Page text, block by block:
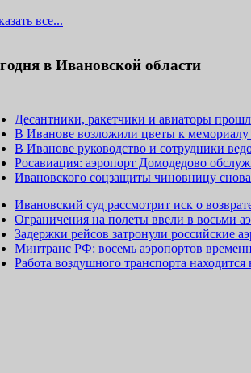
все...
в Ивановской области
Десантники, ракетчики и авиаторы
В Иванове возложили цветы к
В Иванове руководство и сотрудники
Росавиация: аэропорт Домодедово
Ивановского соцзащиты чиновницу
Ивановский суд рассмотрит иск о
Ограничения на полеты ввели в восьми
Задержки рейсов затронули российские
Минтранс РФ: восемь аэропортов
Работа воздушного транспорта